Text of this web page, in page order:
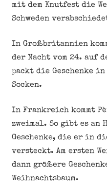
mit dem Knutfest die
Schweden
In Großbritannien
der Nacht vom 24. auf
packt die Geschenke
Socken.
In Frankreich kommt
zweimal. So gibt es
Geschenke, die er in
versteckt. Am ersten
dann größere
Weihnachtsbaum.